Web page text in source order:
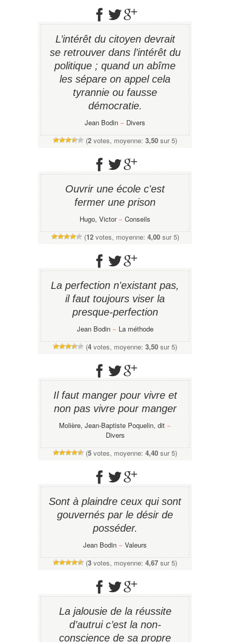
L’intérêt du citoyen devrait
se retrouver dans l’intérêt du
politique ; quand un abîme
les sépare on appel cela
tyrannie ou fausse
démocratie.
Jean Bodin − Divers
(2 votes, moyenne: 3,50 sur 5)
Ouvrir une école c'est
fermer une prison
Hugo, Victor− Conseils
(12votes, moyenne: 4,00sur 5)
La perfection n'existant pas,
il faut toujours viser la
presque-perfection
Jean Bodin− La méthode
(4 votes, moyenne: 3,50 sur 5)
Il faut manger pour vivre et
non pas vivre pour manger
Molière, Jean-Baptiste Poquelin, dit −
Divers
(5 votes, moyenne: 4,40 sur 5)
Sont à plaindre ceux qui sont
gouvernés par le désir de
posséder.
Jean Bodin − Valeurs
(3 votes, moyenne: 4,67 sur 5)
La jalousie de la réussite
d’autrui c’est la non-
conscience de sa propre